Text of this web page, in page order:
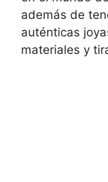
además de
auténticas
materiales y